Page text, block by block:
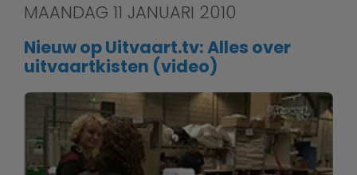
MAANDAG 11 JANUARI 2010
Nieuw op Uitvaart.tv: Alles over
uitvaartkisten (video)